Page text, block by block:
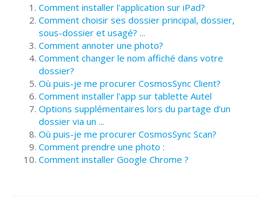
Comment installer l'application sur iPad?
Comment choisir ses dossier principal, dossier,
sous-dossier et usagé? ...
Comment annoter une photo?
Comment changer le nom affiché dans votre
dossier?
Où puis-je me procurer CosmosSync Client?
Comment installer l'app sur tablette Autel
Options supplémentaires lors du partage d’un
dossier via un ...
Où puis-je me procurer CosmosSync Scan?
Comment prendre une photo :
Comment installer Google Chrome ?